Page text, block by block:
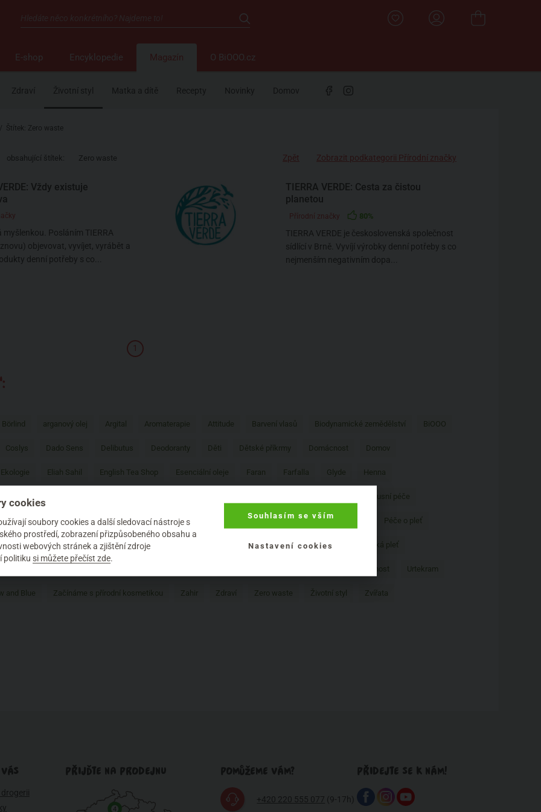
E-shop Encyklopedie Magazín O BiOOO.cz
Zdraví Životní styl Matka a dítě Recepty Novinky Domov
/ Štítek: Zero waste
Zpět Zobrazit podkategorii Přírodní značky
obsahující štítek: Zero waste
Vždy existuje
myšlenkou. Posláním TIERRA
objevovat, vyvíjet, vyrábět a
denní potřeby s co...
TIERRA VERDE: Cesta za čistou
planetou
Přírodní značky 80%
TIERRA VERDE je československá společnost
sídlící v Brně. Vyvíjí výrobky denní potřeby s co
nejmenším negativním dopa...
1
arganový olej Argital Aromaterapie Attitude Barvení vlasů Biodynamické zemědělství BiOOO
Coslys Dado Sens Delibutus Deodoranty Děti Dětské příkrmy Domácnost Domov
Ekologie Eliah Sahil English Tea Shop Esenciální oleje Faran Farfalla Glyde Henna
hygiena Luxusní péče
Spa Menstruační kalíšek Minerální make-up Muži Na praní Opalování Péče o pleť
o zuby Potraviny Přírodní vůně Pro muže Pro zvířata problematická pleť
Udržitelnost Urtekram
and Blue Začínáme s přírodní kosmetikou Zahir Zdraví Zero waste Životní styl Zvířata
PŘIJĎTE NA PRODEJNU
4
POMŮŽEME VÁM?
+420 220 555 077 (9-17h)
PŘIDEJTE SE K NÁM!
cookies
soubory cookies a další sledovací nástroje s
prostředí, zobrazení přizpůsobeného obsahu a
webových stránek a zjištění zdroje
politiku si můžete přečíst zde.
Souhlasím se vším
Nastavení cookies